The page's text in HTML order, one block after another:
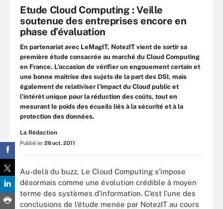
Etude Cloud Computing : Veille
soutenue des entreprises encore en
phase d’évaluation
En partenariat avec LeMagIT, NotezIT vient de sortir sa
première étude consacrée au marché du Cloud Computing
en France. L’occasion de vérifier un engouement certain et
une bonne maitrise des sujets de la part des DSI, mais
également de relativiser l’impact du Cloud public et
l’intérêt unique pour la réduction des coûts, tout en
mesurant le poids des écueils liés à la sécurité et à la
protection des données.
La Rédaction
Publié le: 26 oct. 2011
Au-delà du buzz, Le Cloud Computing s’impose
désormais comme une évolution crédible à moyen
terme des systèmes d’information. C’est l’une des
conclusions de l’étude menée par NotezIT au cours